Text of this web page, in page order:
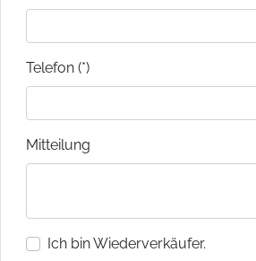
Telefon (*)
Mitteilung
Ich bin Wiederverkäufer.